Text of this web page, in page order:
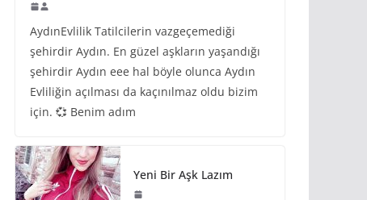
AydınEvlilik Tatilcilerin vazgeçemediği
şehirdir Aydın. En güzel aşkların yaşandığı
şehirdir Aydın eee hal böyle olunca Aydın
Evliliğin açılması da kaçınılmaz oldu bizim
için. 💞 Benim adım
Yeni Bir Aşk Lazım